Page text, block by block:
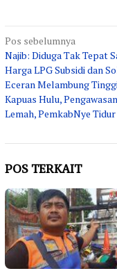
Navigasi
pos
Pos sebelumnya
Najib: Diduga Tak Tepat
Harga LPG Subsidi dan
Eceran Melambung
Kapuas Hulu, Pengawasan
Lemah, PemkabNye Tidur
POS TERKAIT